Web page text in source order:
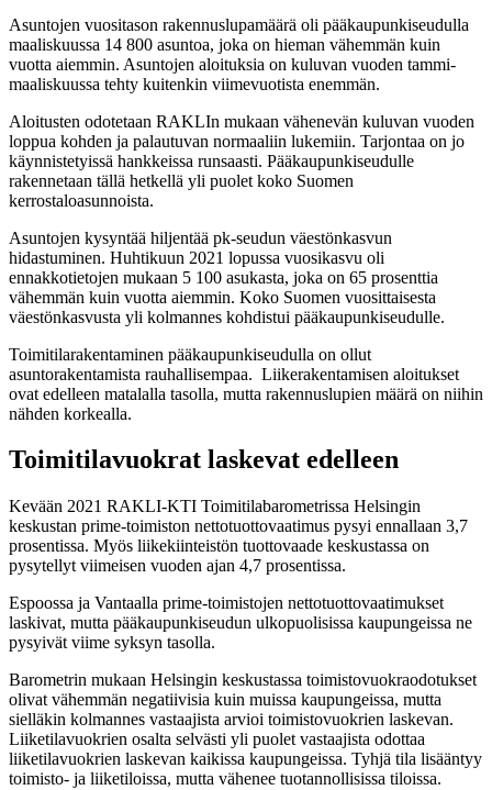
Asuntojen vuositason rakennuslupamäärä oli pääkaupunkiseudulla
maaliskuussa 14 800 asuntoa, joka on hieman vähemmän kuin
vuotta aiemmin. Asuntojen aloituksia on kuluvan vuoden tammi-
maaliskuussa tehty kuitenkin viimevuotista enemmän.
Aloitusten odotetaan RAKLIn mukaan vähenevän kuluvan vuoden
loppua kohden ja palautuvan normaaliin lukemiin. Tarjontaa on jo
käynnistetyissä hankkeissa runsaasti. Pääkaupunkiseudulle
rakennetaan tällä hetkellä yli puolet koko Suomen
kerrostaloasunnoista.
Asuntojen kysyntää hiljentää pk-seudun väestönkasvun
hidastuminen. Huhtikuun 2021 lopussa vuosikasvu oli
ennakkotietojen mukaan 5 100 asukasta, joka on 65 prosenttia
vähemmän kuin vuotta aiemmin. Koko Suomen vuosittaisesta
väestönkasvusta yli kolmannes kohdistui pääkaupunkiseudulle.
Toimitilarakentaminen pääkaupunkiseudulla on ollut
asuntorakentamista rauhallisempaa. Liikerakentamisen aloitukset
ovat edelleen matalalla tasolla, mutta rakennuslupien määrä on niihin
nähden korkealla.
Toimitilavuokrat laskevat edelleen
Kevään 2021 RAKLI-KTI Toimitilabarometrissa Helsingin
keskustan prime-toimiston nettotuottovaatimus pysyi ennallaan 3,7
prosentissa. Myös liikekiinteistön tuottovaade keskustassa on
pysytellyt viimeisen vuoden ajan 4,7 prosentissa.
Espoossa ja Vantaalla prime-toimistojen nettotuottovaatimukset
laskivat, mutta pääkaupunkiseudun ulkopuolisissa kaupungeissa ne
pysyivät viime syksyn tasolla.
Barometrin mukaan Helsingin keskustassa toimistovuokraodotukset
olivat vähemmän negatiivisia kuin muissa kaupungeissa, mutta
sielläkin kolmannes vastaajista arvioi toimistovuokrien laskevan.
Liiketilavuokrien osalta selvästi yli puolet vastaajista odottaa
liiketilavuokrien laskevan kaikissa kaupungeissa. Tyhjä tila lisääntyy
toimisto- ja liiketiloissa, mutta vähenee tuotannollisissa tiloissa.